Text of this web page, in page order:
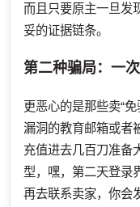
而且只要原主一旦发
妥的证据链条。
第二种骗局：一
更恶心的是那些卖“
漏洞的教育邮箱或者
充值进去几百刀准备
型，嘿，第二天登录
再去联系卖家，你会